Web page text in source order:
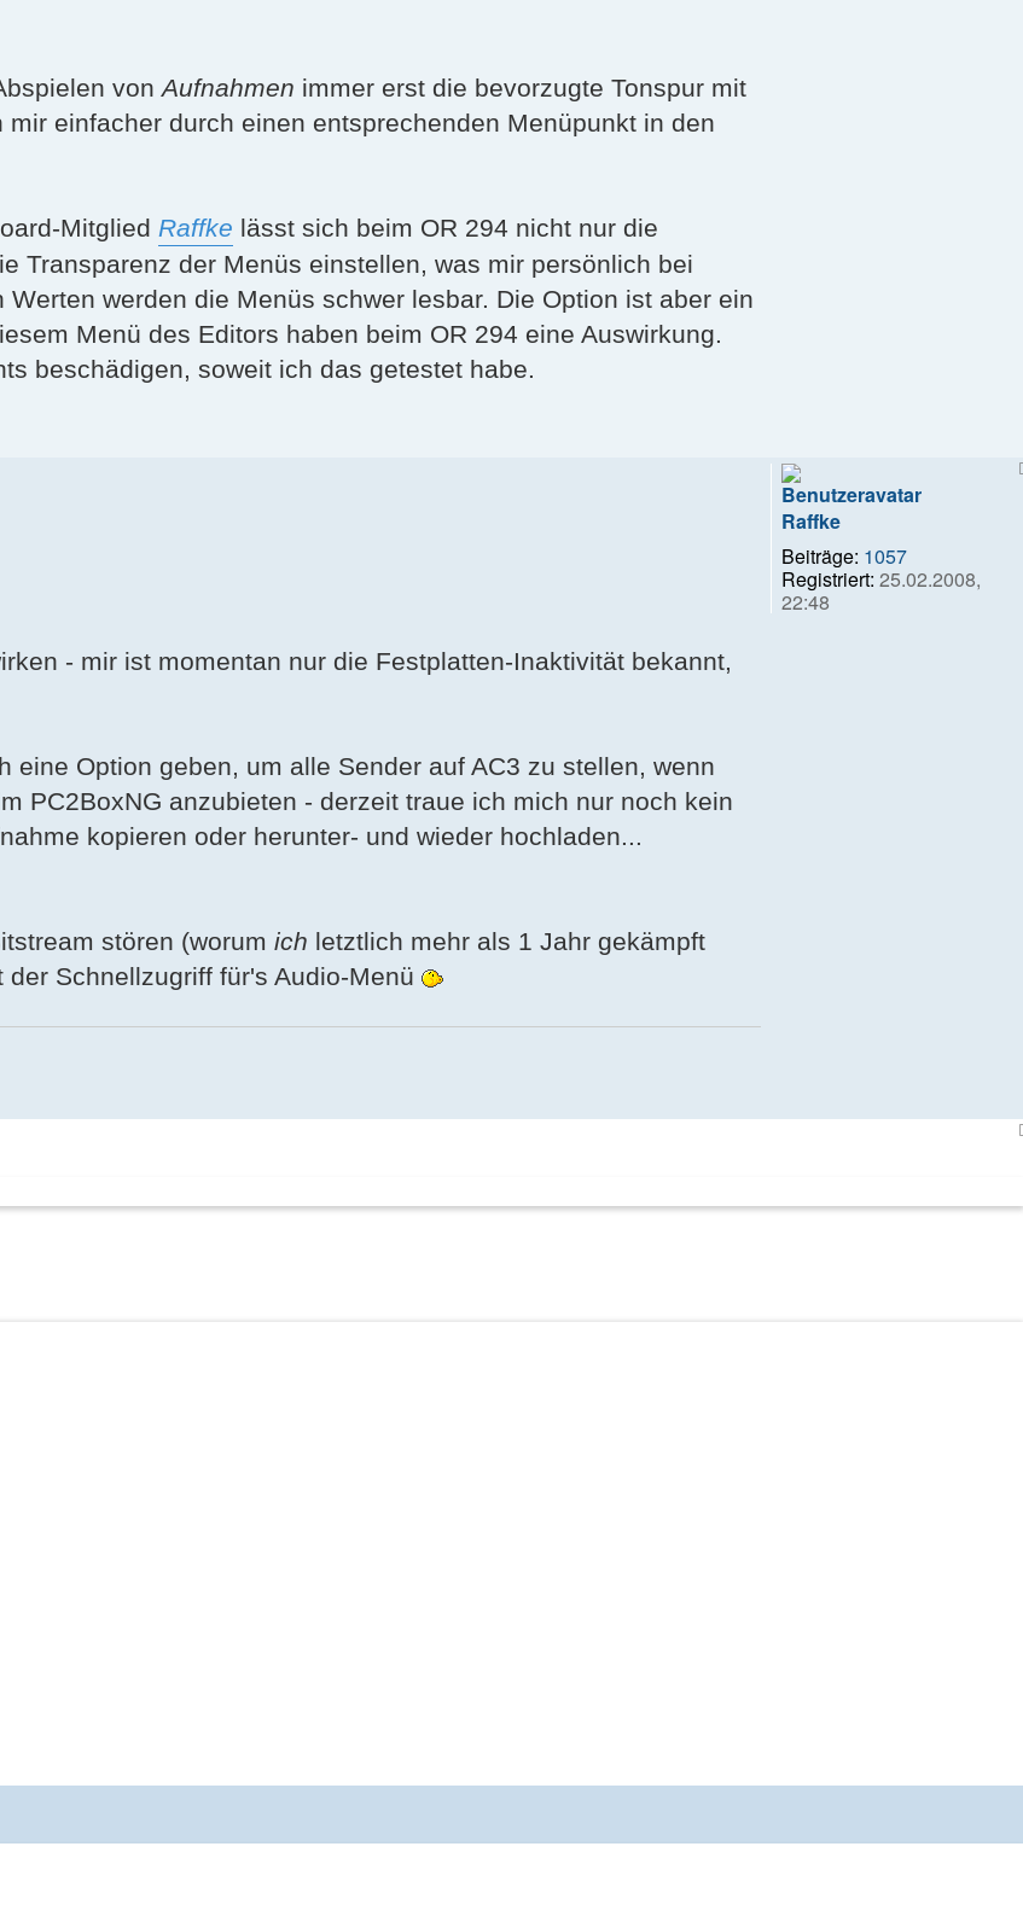
vonAufnahmen immer erst die bevorzugte Tonspur mit
einfacher durch einen entsprechenden Menüpunkt in den
Mitglied Raffke lässt sich beim OR 294 nicht nur die
Transparenz der Menüs einstellen, was mir persönlich bei
werden die Menüs schwer lesbar. Die Option ist aber ein
Menü des Editors haben beim OR 294 eine Auswirkung.
beschädigen, soweit ich das getestet habe.
Raffke
Beiträge: 1057
Registriert: 25.02.2008,
22:48
- mir ist momentan nur die Festplatten-Inaktivität bekannt,
Option geben, um alle Sender auf AC3 zu stellen, wenn
PC2BoxNG anzubieten - derzeit traue ich mich nur noch kein
kopieren oder herunter- und wieder hochladen...
stören (worum ich letztlich mehr als 1 Jahr gekämpft
Schnellzugriff für's Audio-Menü